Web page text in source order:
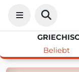
Beliebt